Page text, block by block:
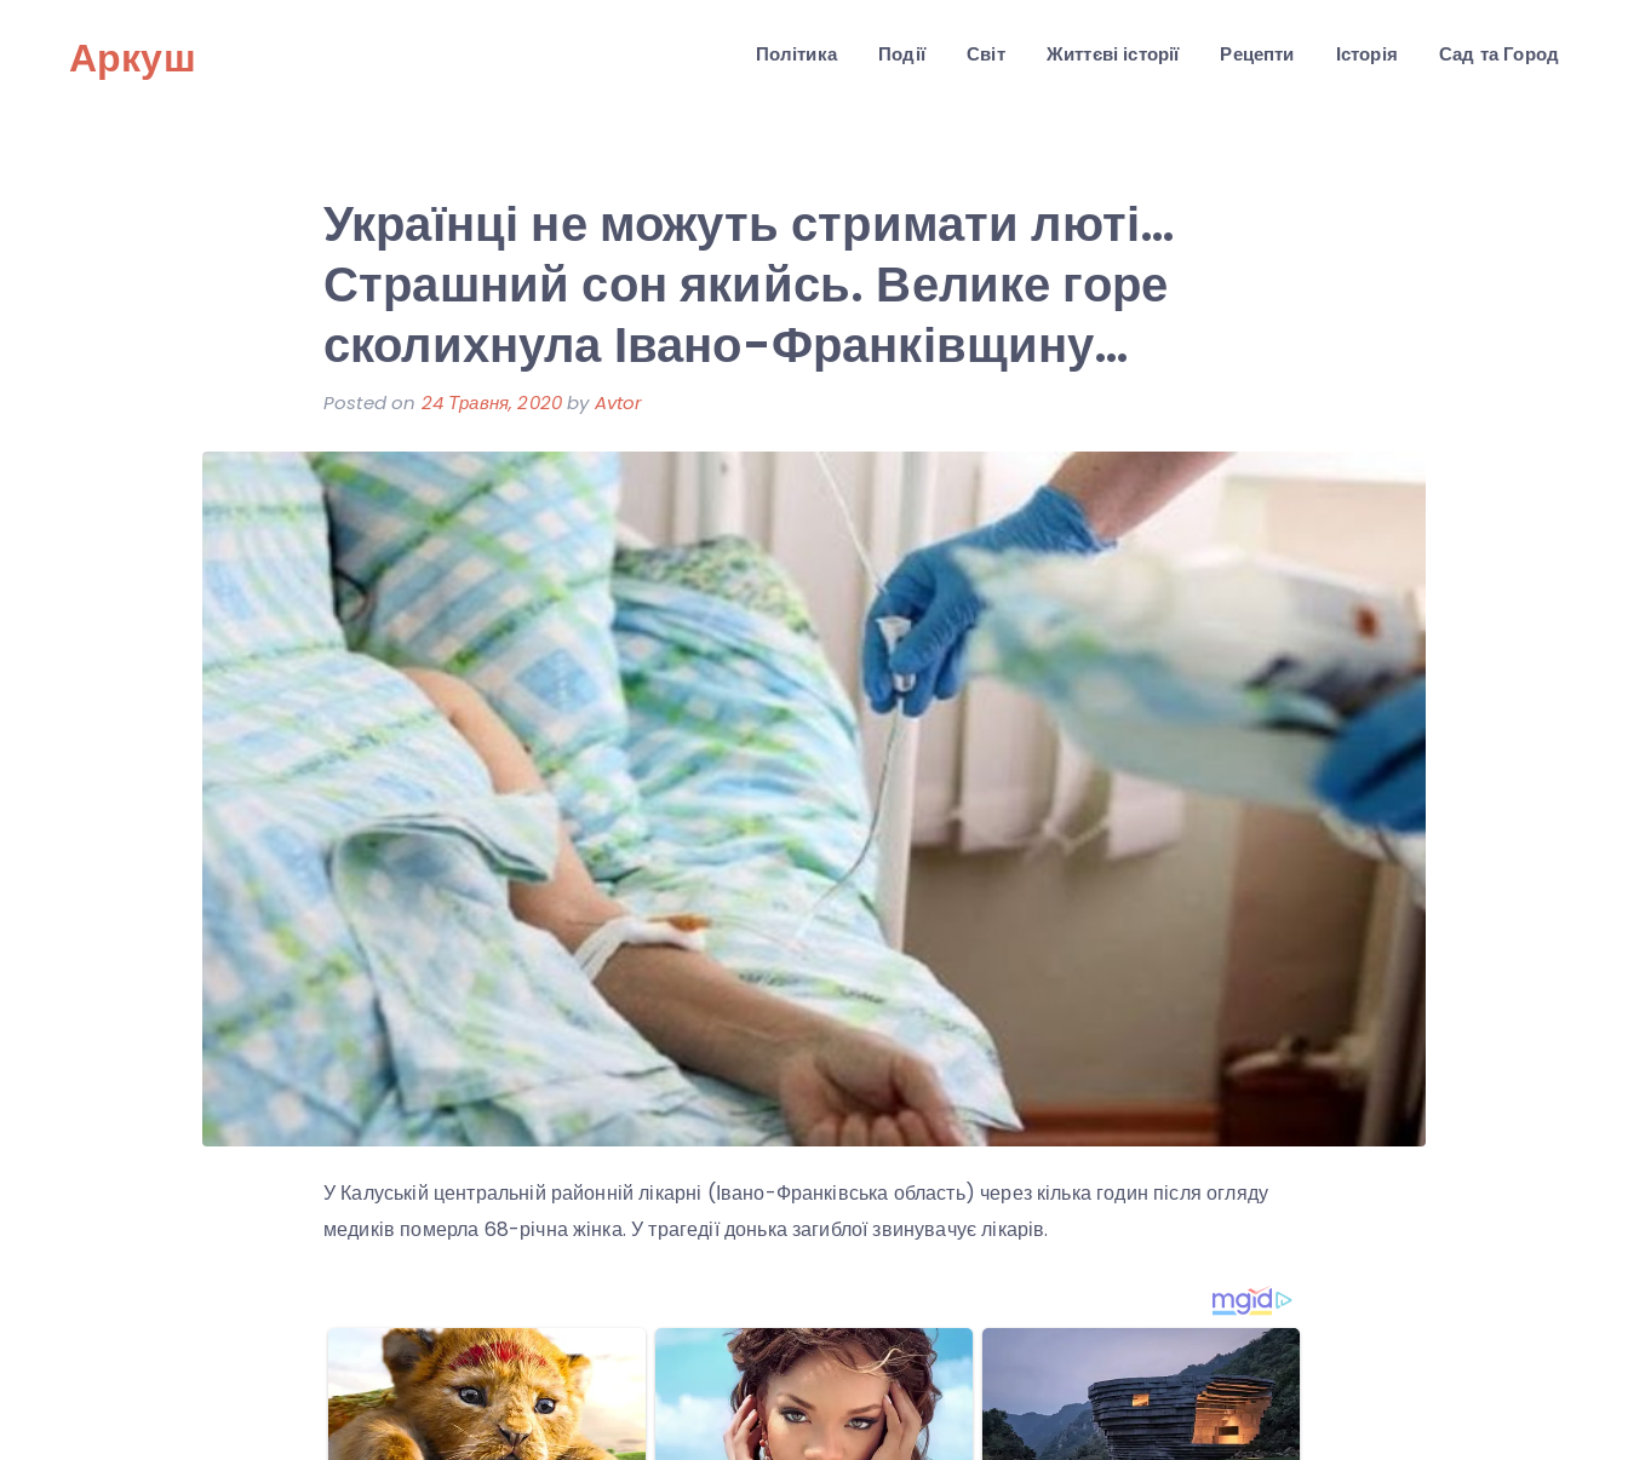
Аркуш Політика Події Світ Життєві історії Рецепти Історія Сад та Город
Українці не можуть стримати люті…
Страшний сон якийсь. Велике горе
сколихнула Івано-Франківщину…
Posted on 24 Травня, 2020byAvtor
У Калуській центральній районній лікарні (Івано-Франківська область) через кілька годин після огляду
медиків померла 68-річна жінка. У трагедії донька загиблої звинувачує лікарів.